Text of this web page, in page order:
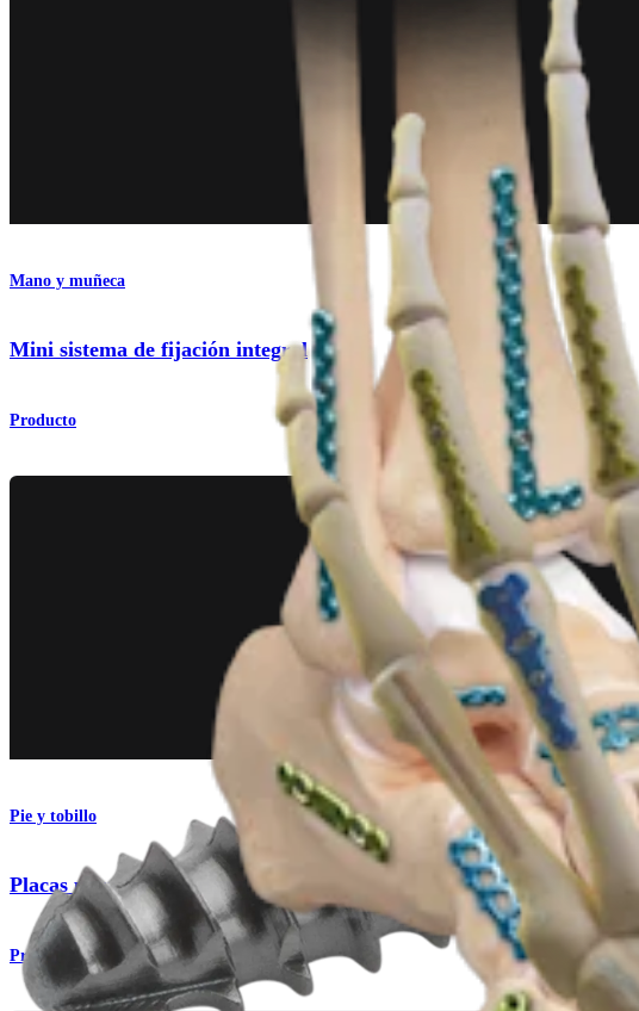
Mano y muñeca
Mini sistema de fijación integral
Producto
Pie y tobillo
Placas para fijación de mini-fragmentos
Procedimiento